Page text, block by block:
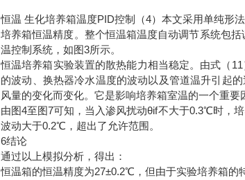
恒温 生化培养箱温度PID控制（4）本文采用单纯形
培养箱恒温精度。整个恒温箱温度自动调节系统包
温控制系统，如图3所示。
恒温培养箱实验装置的散热能力相当稳定。由式（
的波动、换热器冷水温度的波动以及管道温升引起
风量的变化而变化。它是影响培养箱室温的一个重
由图4至图7可知，当入渗风扰动θif不大于0.3℃时，
波动大于0.2℃，超出了允许范围。
6结论
通过以上模拟分析，得出：
恒温箱的恒温精度为27±0.2℃，但由于实验培养箱